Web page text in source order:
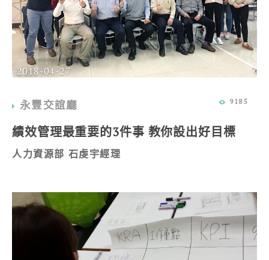
2018-04-27
永豐交誼廳 9185
績效管理最重要的3件事 教你設出好目標
人力資源部 石虔宇經理